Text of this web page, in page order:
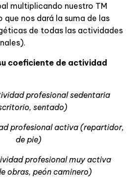
multiplicando nuestro TM
que nos dará la suma de las
de todas las actividades
coeficiente de actividad
profesional sedentaria
sentado)
profesional activa (repartidor,
de pie)
profesional muy activa
obras, peón caminero)